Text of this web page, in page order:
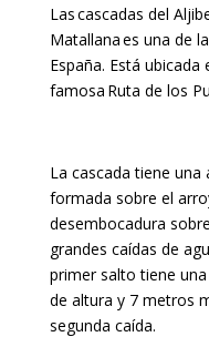
Lascascadas del
Matallanaes una de
España. Está
famosa Ruta de los
La cascada tiene
formada sobre el
desembocadura
grandes caídas de
primer salto tiene
de altura y 7 metros
segunda caída.